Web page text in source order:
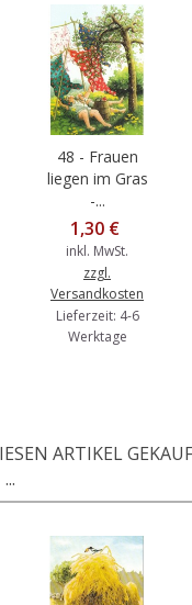
48 - Frauen
liegen im Gras
-...
1,30 €
inkl. MwSt.
zzgl.
Versandkosten
Lieferzeit: 4-6
Werktage
ARTIKEL